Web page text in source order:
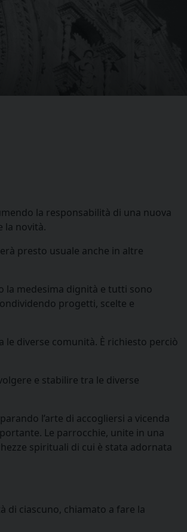
la responsabilità di una nuova
la novità.
presto usuale anche in altre
la medesima dignità e tutti sono
progetti, scelte e
diverse comunità. È richiesto perciò
e stabilire tra le diverse
l’arte di accogliersi a vicenda
Le parrocchie, unite in una
spirituali di cui è stata adornata
di ciascuno, chiamato a fare la